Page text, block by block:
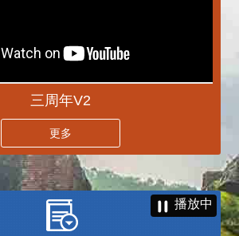
三周年V2
更多
播放中